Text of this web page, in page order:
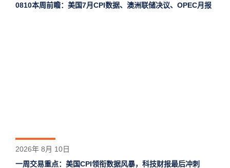
0810本周前瞻：美国7月CPI数据、澳洲联储决议、OPEC月报
2026年 8月 10日
一周交易重点：美国CPI领衔数据风暴，科技财报最后冲刺